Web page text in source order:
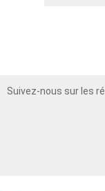
Suivez-nous sur les